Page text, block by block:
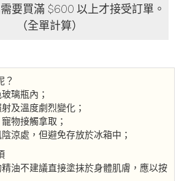
？
璃瓶內；
及溫度劇烈變化；
物接觸拿取；
涼處，但避免存放於冰箱中；
油不建議直接塗抹於身體肌膚，應以按
要買滿 $600 以上才接受訂單。
（全單計算）